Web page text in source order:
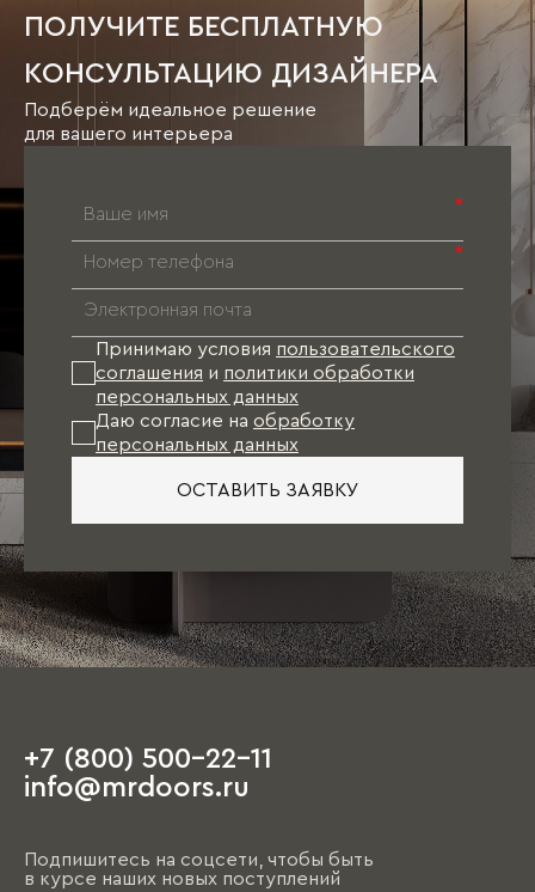
ПОЛУЧИТЕ БЕСПЛАТНУЮ
КОНСУЛЬТАЦИЮ ДИЗАЙНЕРА
Подберём идеальное решение
для вашего интерьера
*
*
Принимаю условия пользовательского
соглашения и политики обработки
персональных данных
Даю согласие на обработку
персональных данных
ОСТАВИТЬ ЗАЯВКУ
+7 (800) 500-22-11
info@mrdoors.ru
Подпишитесь на соцсети, чтобы быть
в курсе наших новых поступлений